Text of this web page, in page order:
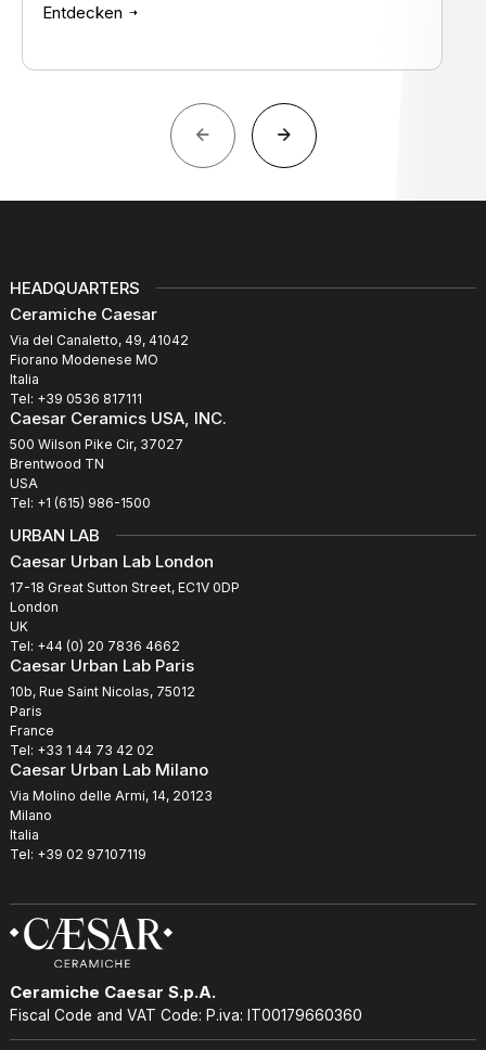
Entdecken
HEADQUARTERS
Ceramiche Caesar
Via del Canaletto, 49, 41042
Fiorano Modenese MO
Italia
Tel: +39 0536 817111
Caesar Ceramics USA, INC.
500 Wilson Pike Cir, 37027
Brentwood TN
USA
Tel: +1 (615) 986-1500
URBAN LAB
Caesar Urban Lab London
17-18 Great Sutton Street, EC1V 0DP
London
UK
Tel: +44 (0) 20 7836 4662
Caesar Urban Lab Paris
10b, Rue Saint Nicolas, 75012
Paris
France
Tel: +33 1 44 73 42 02
Caesar Urban Lab Milano
Via Molino delle Armi, 14, 20123
Milano
Italia
Tel: +39 02 97107119
Ceramiche Caesar S.p.A.
Fiscal Code and VAT Code: P.iva: IT00179660360